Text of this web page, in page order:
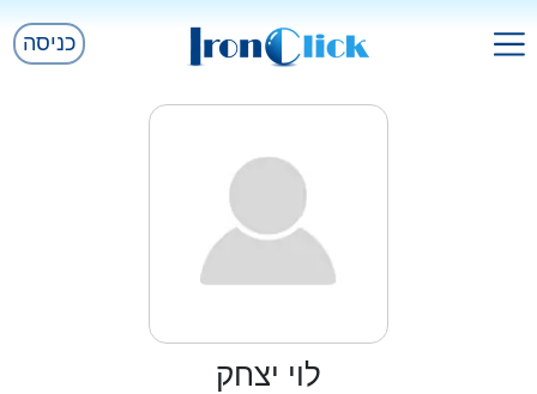
כניסה
לוי יצחק